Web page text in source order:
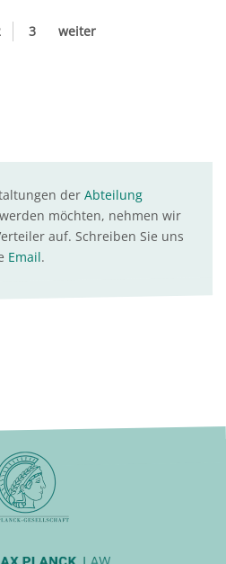
3 weiter
der Abteilung
möchten, nehmen wir
auf. Schreiben Sie uns
Email.